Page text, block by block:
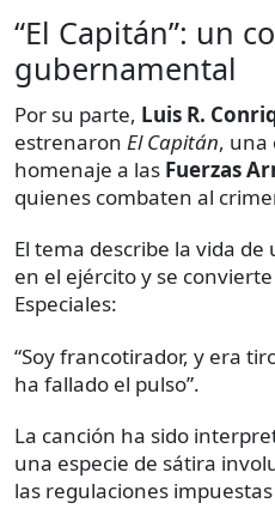
“El Capitán”: un
gubernamental
Por su parte, Luis R.
estrenaron El Capitán, una
homenaje a las Fuerzas
quienes combaten al
El tema describe la vida
en el ejército y se
Especiales:
“Soy francotirador, y era
ha fallado el pulso”.
La canción ha sido
una especie de sátira
las regulaciones